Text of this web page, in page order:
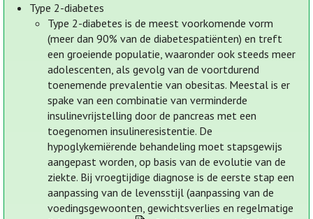
Type 2-diabetes
Type 2-diabetes is de meest voorkomende vorm
(meer dan 90% van de diabetespatiënten) en treft
een groeiende populatie, waaronder ook steeds meer
adolescenten, als gevolg van de voortdurend
toenemende prevalentie van obesitas. Meestal is er
spake van een combinatie van verminderde
insulinevrijstelling door de pancreas met een
toegenomen insulineresistentie. De
hypoglykemiërende behandeling moet stapsgewijs
aangepast worden, op basis van de evolutie van de
ziekte. Bij vroegtijdige diagnose is de eerste stap een
aanpassing van de levensstijl (aanpassing van de
voedingsgewoonten, gewichtsverlies en regelmatige